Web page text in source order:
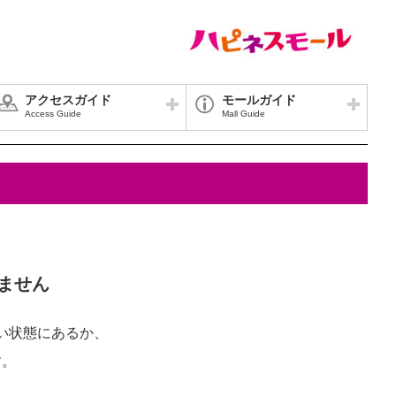
アクセスガイド
Access Guide
モールガイド
Mall Guide
せん
態にあるか、